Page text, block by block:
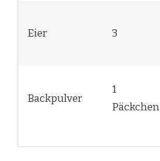
Eier 3
Backpulver
1
Päckchen